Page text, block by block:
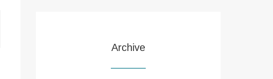
Archive